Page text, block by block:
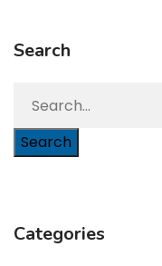
Search
Search
Categories